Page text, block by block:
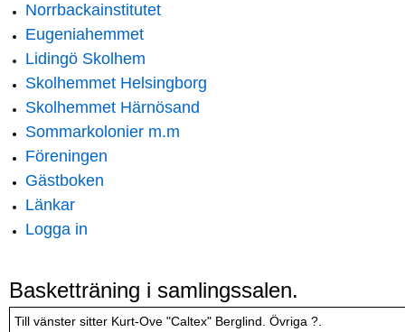
Norrbackainstitutet
Eugeniahemmet
Lidingö Skolhem
Skolhemmet Helsingborg
Skolhemmet Härnösand
Sommarkolonier m.m
Föreningen
Gästboken
Länkar
Logga in
Basketträning i samlingssalen.
Till vänster sitter Kurt-Ove "Caltex" Berglind. Övriga ?.